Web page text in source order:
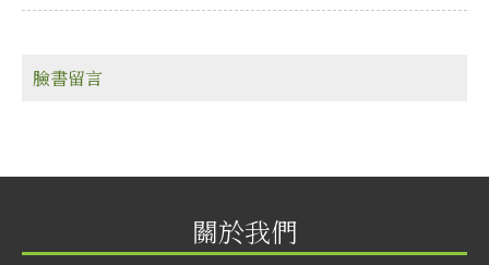
臉書留言
關於我們